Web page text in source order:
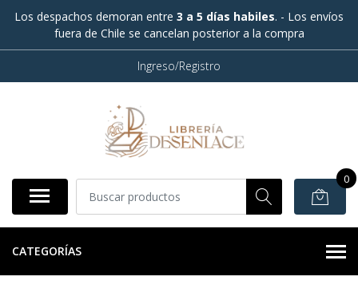
Los despachos demoran entre 3 a 5 días habiles. - Los envíos
fuera de Chile se cancelan posterior a la compra
Ingreso/Registro
0
CATEGORÍAS